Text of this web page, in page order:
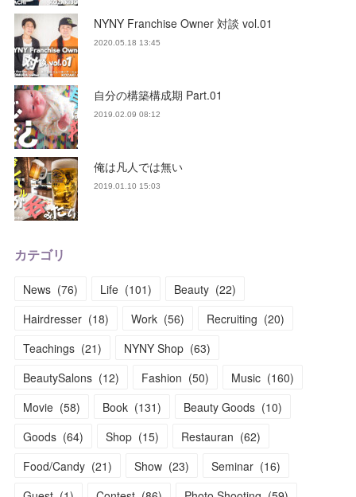
NYNY Franchise Owner 対談 vol.01
2020.05.18 13:45
自分の構築構成期 Part.01
2019.02.09 08:12
俺は凡人では無い
2019.01.10 15:03
カテゴリ
News (76) Life (101) Beauty (22)
Hairdresser (18) Work (56) Recruiting (20)
Teachings (21) NYNY Shop (63)
BeautySalons (12) Fashion (50) Music (160)
Movie (58) Book (131) Beauty Goods (10)
Goods (64) Shop (15) Restauran (62)
Food/Candy (21) Show (23) Seminar (16)